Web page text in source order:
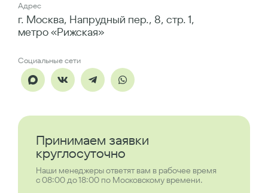
Адрес
г. Москва, Напрудный пер., 8, стр. 1,
метро «Рижская»
Социальные сети
Принимаем заявки
круглосуточно
Наши менеджеры ответят вам в рабочее время
с 08:00 до 18:00 по Московскому времени.